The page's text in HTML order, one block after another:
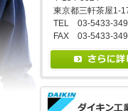
東京都三軒茶屋1-
TEL 03-5433-
FAX 03-5433-